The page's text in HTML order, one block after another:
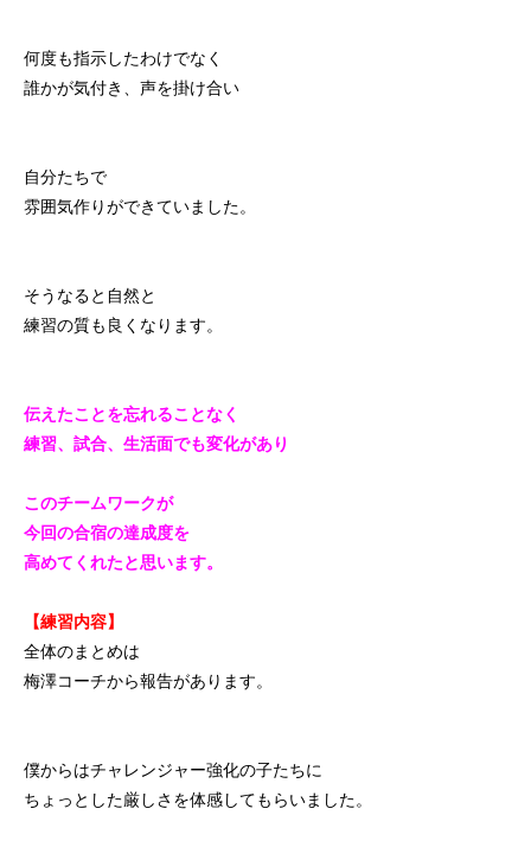
何度も指示したわけでなく
誰かが気付き、声を掛け合い
自分たちで
雰囲気作りができていました。
そうなると自然と
練習の質も良くなります。
伝えたことを忘れることなく
練習、試合、生活面でも変化があり
このチームワークが
今回の合宿の達成度を
高めてくれたと思います。
【練習内容】
全体のまとめは
梅澤コーチから報告があります。
僕からはチャレンジャー強化の子たちに
ちょっとした厳しさを体感してもらいました。